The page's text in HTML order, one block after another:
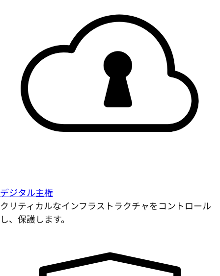
デジタル主権
クリティカルなインフラストラクチャをコントロール
し、保護します。